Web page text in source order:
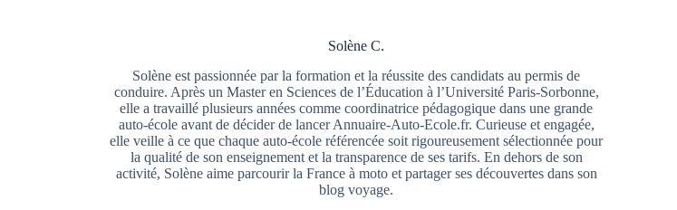
Solène C.
Solène est passionnée par la formation et la réussite des candidats au permis de
conduire. Après un Master en Sciences de l’Éducation à l’Université Paris-Sorbonne,
elle a travaillé plusieurs années comme coordinatrice pédagogique dans une grande
auto-école avant de décider de lancer Annuaire-Auto-Ecole.fr. Curieuse et engagée,
elle veille à ce que chaque auto-école référencée soit rigoureusement sélectionnée pour
la qualité de son enseignement et la transparence de ses tarifs. En dehors de son
activité, Solène aime parcourir la France à moto et partager ses découvertes dans son
blog voyage.